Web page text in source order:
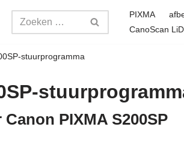
PIXMA
CanoScan
stuurprogramma
PIXMA S200SP